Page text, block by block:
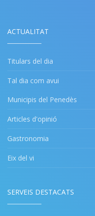
ACTUALITAT
Titulars del dia
Tal dia com avui
Municipis del Penedès
Articles d'opinió
Gastronomia
Eix del vi
SERVEIS DESTACATS